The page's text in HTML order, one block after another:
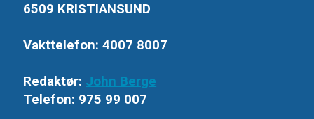
6509 KRISTIANSUND
Vakttelefon: 4007 8007
Redaktør: John Berge
Telefon: 975 99 007